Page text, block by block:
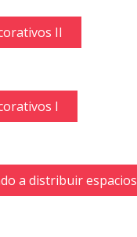
II
I
a distribuir espacios